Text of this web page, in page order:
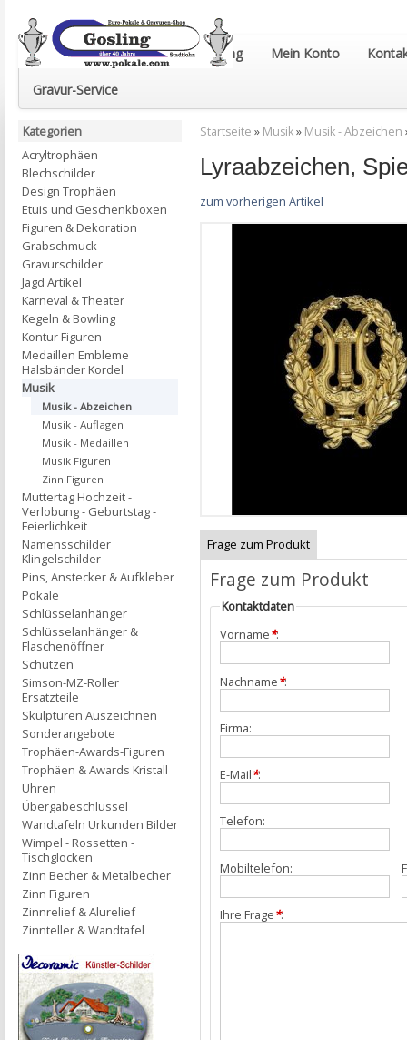
Euro-Pokale & Gravur-Shop Gosling Mein Konto
Gravur-Service
Startseite » Musik» Musik - Abzeichen
Lyraabzeichen,
zum vorherigen Artikel
Frage zum Produkt
Frage zum Produkt
Kontaktdaten
Vorname*:
Nachname*:
Firma:
E-Mail*:
Telefon:
Mobiltelefon:
Ihre Frage*:
Kategorien
Acryltrophäen
Blechschilder
Design Trophäen
Etuis und Geschenkboxen
Figuren & Dekoration
Grabschmuck
Gravurschilder
Jagd Artikel
Karneval & Theater
Kegeln & Bowling
Kontur Figuren
Medaillen Embleme
Halsbänder Kordel
Musik
Musik - Abzeichen
Musik - Auflagen
Musik - Medaillen
Musik Figuren
Zinn Figuren
Muttertag Hochzeit -
Verlobung - Geburtstag -
Feierlichkeit
Namensschilder
Klingelschilder
Pins, Anstecker & Aufkleber
Pokale
Schlüsselanhänger
Schlüsselanhänger &
Flaschenöffner
Schützen
Simson-MZ-Roller
Ersatzteile
Skulpturen Auszeichnen
Sonderangebote
Trophäen-Awards-Figuren
Trophäen & Awards Kristall
Uhren
Übergabeschlüssel
Wandtafeln Urkunden Bilder
Wimpel - Rossetten -
Tischglocken
Zinn Becher & Metalbecher
Zinn Figuren
Zinnrelief & Alurelief
Zinnteller & Wandtafel